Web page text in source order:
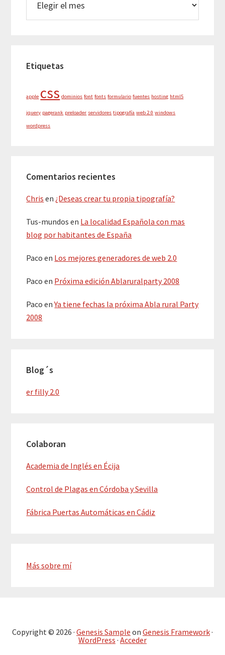
Etiquetas
apple css dominios font fonts formulario fuentes hosting html5
jquery pagerank preloader servidores tipografía web 2.0 windows
wordpress
Comentarios recientes
Chris en ¿Deseas crear tu propia tipografía?
Tus-mundos en La localidad Española con mas
blog por habitantes de España
Paco en Los mejores generadores de web 2.0
Paco en Próxima edición Ablaruralparty 2008
Paco enYa tiene fechas la próxima Abla rural Party
2008
Blog´s
er filly 2.0
Colaboran
Academia de Inglés en Écija
Control de Plagas en Córdoba y Sevilla
Fábrica Puertas Automáticas en Cádiz
Más sobre mí
Copyright © 2026 · Genesis Sample on Genesis Framework·
WordPress · Acceder